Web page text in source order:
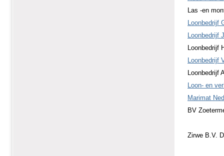
Las -en
Loonbedrijf
Loonbedrijf
Loonbedrijf
Loonbedrijf
Loonbedrijf
Loon- en
Marimat
BV
Zirwe B.V.